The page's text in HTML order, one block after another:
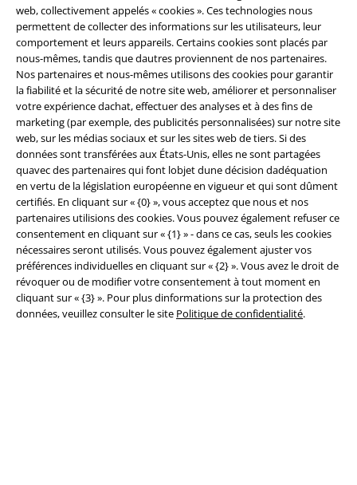
web, collectivement appelés « cookies ». Ces technologies nous
permettent de collecter des informations sur les utilisateurs, leur
comportement et leurs appareils. Certains cookies sont placés par
nous-mêmes, tandis que dautres proviennent de nos partenaires.
Nos partenaires et nous-mêmes utilisons des cookies pour garantir
la fiabilité et la sécurité de notre site web, améliorer et personnaliser
votre expérience dachat, effectuer des analyses et à des fins de
marketing (par exemple, des publicités personnalisées) sur notre site
web, sur les médias sociaux et sur les sites web de tiers. Si des
données sont transférées aux États-Unis, elles ne sont partagées
quavec des partenaires qui font lobjet dune décision dadéquation
en vertu de la législation européenne en vigueur et qui sont dûment
certifiés. En cliquant sur « {0} », vous acceptez que nous et nos
partenaires utilisions des cookies. Vous pouvez également refuser ce
consentement en cliquant sur « {1} » - dans ce cas, seuls les cookies
nécessaires seront utilisés. Vous pouvez également ajuster vos
préférences individuelles en cliquant sur « {2} ». Vous avez le droit de
révoquer ou de modifier votre consentement à tout moment en
cliquant sur « {3} ». Pour plus dinformations sur la protection des
données, veuillez consulter le site Politique de confidentialité.
Durabilité
Communauté